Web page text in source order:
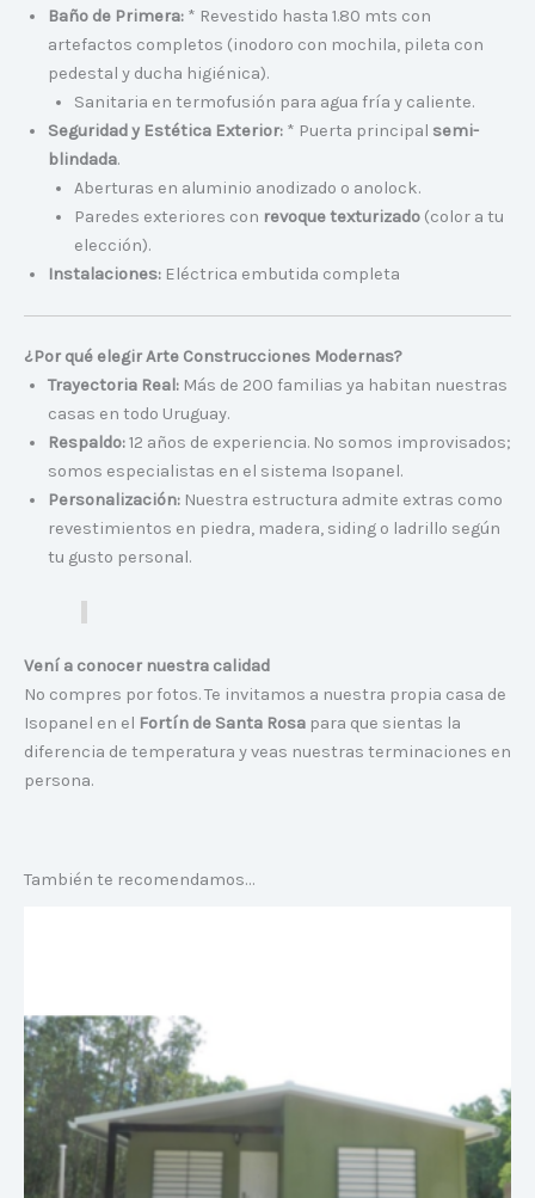
Baño de Primera: * Revestido hasta 1.80 mts con
artefactos completos (inodoro con mochila, pileta con
pedestal y ducha higiénica).
Sanitaria en termofusión para agua fría y caliente.
Seguridad y Estética Exterior: * Puerta principal semi-
blindada.
Aberturas en aluminio anodizado o anolock.
Paredes exteriores con revoque texturizado(color a tu
elección).
Instalaciones: Eléctrica embutida completa
¿Por qué elegir Arte Construcciones Modernas?
Trayectoria Real: Más de 200 familias ya habitan nuestras
casas en todo Uruguay.
Respaldo:12 años de experiencia. No somos improvisados;
somos especialistas en el sistema Isopanel.
Personalización: Nuestra estructura admite extras como
revestimientos en piedra, madera, siding o ladrillo según
tu gusto personal.
Vení a conocer nuestra calidad
No compres por fotos. Te invitamos a nuestra propia casa de
Isopanel en el Fortín de Santa Rosa para que sientas la
diferencia de temperatura y veas nuestras terminaciones en
persona.
También te recomendamos…